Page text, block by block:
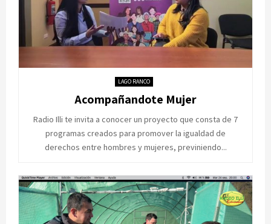
LAGO RANCO
Acompañandote Mujer
Radio Illi te invita a conocer un proyecto que consta de 7
programas creados para promover la igualdad de
derechos entre hombres y mujeres, previniendo...